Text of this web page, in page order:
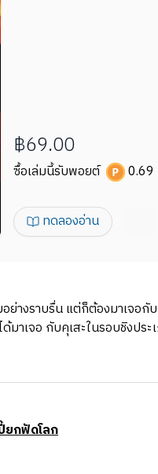
฿69.00
ซื้อเล่มนี้รับพอยต์ 0.69
ทดลองอ่าน
างราบรื่น แต่ก็ต้องมาเจอกั
มาเจอ กับคุเสะในรอบชิงป
ยกฟัดโลก